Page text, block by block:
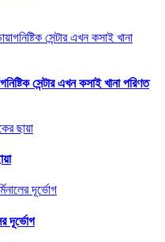
সেন্টার এখন কসাই খানা পরিণত
দূর্ভোগ